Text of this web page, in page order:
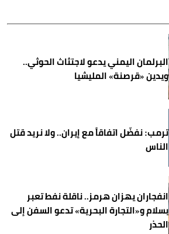
البرلمان اليمني يدعو لاجتثاث الحوثي..
ويدين «قرصنة» المليشيا
ترمب: نفضّل اتفاقاً مع إيران.. ولا نريد قتل
الناس
انفجاران يهزان هرمز.. ناقلة نفط تعبر
بسلام و«التجارة البحرية» تدعو السفن إلى
الحذر